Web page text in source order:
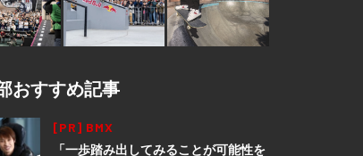
おすすめ記事
[PR] BMX
「一歩踏み出してみることが可能性を